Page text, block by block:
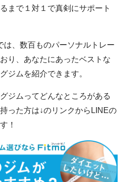
まで１対１で真剣にサポート
は、数百ものパーソナルトレー
り、あなたにあったベストな
ジムを紹介できます。
ジムってどんなところがある
った方は↓のリンクからLINEの
！